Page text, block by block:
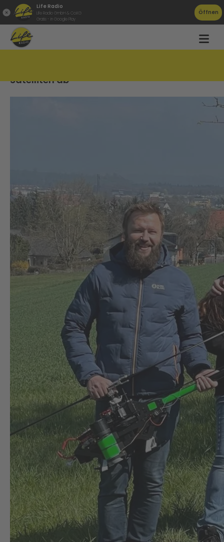
Life Radio
Life Radio GmbH & Co.KG
Gratis - in Google Play
Öffnen
Satelliten ab